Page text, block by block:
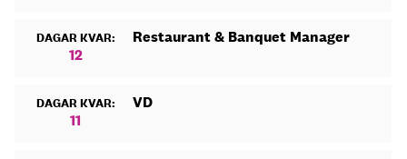
DAGAR KVAR:
12
Restaurant & Banquet Manager
DAGAR KVAR:
11
VD